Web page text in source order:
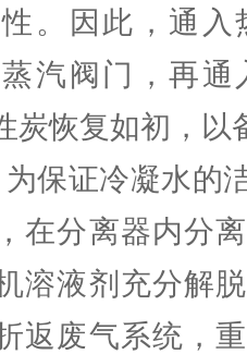
。因此，通入
汽阀门，再通
炭恢复如初，以
保证冷凝水的
在分离器内分
溶液剂充分解
返废气系统，